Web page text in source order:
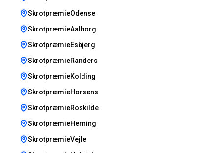
SkrotpræmieOdense
SkrotpræmieAalborg
SkrotpræmieEsbjerg
SkrotpræmieRanders
SkrotpræmieKolding
SkrotpræmieHorsens
SkrotpræmieRoskilde
SkrotpræmieHerning
SkrotpræmieVejle